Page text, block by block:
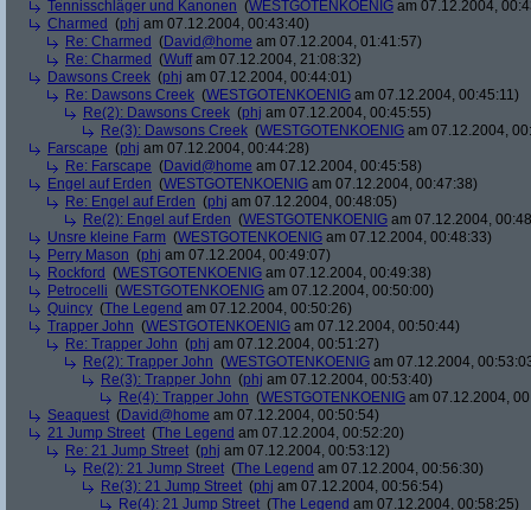
Tennisschläger und Kanonen (WESTGOTENKOENIG am 07.12.2004,
Charmed (phj am 07.12.2004, 00:43:40)
Re: Charmed (David@home am 07.12.2004, 01:41:57)
Re: Charmed (Wuffam 07.12.2004, 21:08:32)
Dawsons Creek (phj am 07.12.2004, 00:44:01)
Re: Dawsons Creek (WESTGOTENKOENIG am 07.12.2004, 00:45:11)
Re(2): Dawsons Creek (phj am 07.12.2004, 00:45:55)
Re(3): Dawsons Creek (WESTGOTENKOENIG am 07.12.2004,
Farscape (phj am 07.12.2004, 00:44:28)
Re: Farscape (David@home am 07.12.2004, 00:45:58)
Engel auf Erden (WESTGOTENKOENIG am 07.12.2004, 00:47:38)
Re: Engel auf Erden (phj am 07.12.2004, 00:48:05)
Re(2): Engel auf Erden (WESTGOTENKOENIG am 07.12.2004,
Unsre kleine Farm (WESTGOTENKOENIG am 07.12.2004, 00:48:33)
Perry Mason (phj am 07.12.2004, 00:49:07)
Rockford (WESTGOTENKOENIG am 07.12.2004, 00:49:38)
Petrocelli (WESTGOTENKOENIG am 07.12.2004, 00:50:00)
Quincy (The Legend am 07.12.2004, 00:50:26)
Trapper John (WESTGOTENKOENIG am 07.12.2004, 00:50:44)
Re: Trapper John (phj am 07.12.2004, 00:51:27)
Re(2): Trapper John (WESTGOTENKOENIG am 07.12.2004,
Re(3): Trapper John (phj am 07.12.2004, 00:53:40)
Re(4): Trapper John (WESTGOTENKOENIG am 07.12.2004,
Seaquest (David@home am 07.12.2004, 00:50:54)
21 Jump Street (The Legend am 07.12.2004, 00:52:20)
Re: 21 Jump Street (phj am 07.12.2004, 00:53:12)
Re(2): 21 Jump Street (The Legend am 07.12.2004, 00:56:30)
Re(3): 21 Jump Street (phj am 07.12.2004, 00:56:54)
Re(4): 21 Jump Street (The Legend am 07.12.2004, 00:58:25)